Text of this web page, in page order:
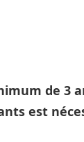
de 3
est